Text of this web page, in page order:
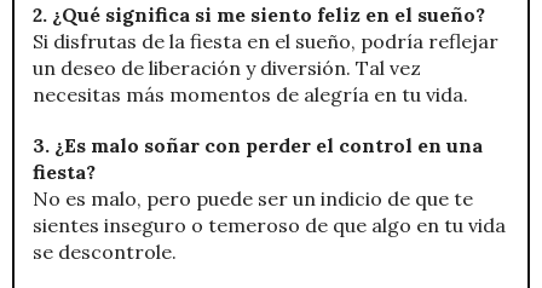
2. ¿Qué significa si me siento feliz en el sueño?
Si disfrutas de la fiesta en el sueño, podría reflejar
un deseo de liberación y diversión. Tal vez
necesitas más momentos de alegría en tu vida.
3. ¿Es malo soñar con perder el control en una
fiesta?
No es malo, pero puede ser un indicio de que te
sientes inseguro o temeroso de que algo en tu vida
se descontrole.